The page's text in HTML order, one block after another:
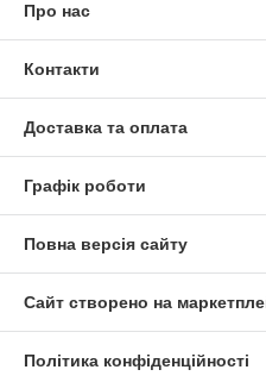
Про нас
Контакти
Доставка та оплата
Графік роботи
Повна версія сайту
Сайт створено на
Політика конфіденційності